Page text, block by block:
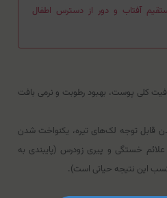
آفتاب و دور از دسترس اطفال
کلی پوست، بهبود رطوبت و نرمی بافت
قابل توجه لک‌های تیره، یکنواخت شدن
خستگی و پیری زودرس (پایبندی به
این نتیجه حیاتی است).